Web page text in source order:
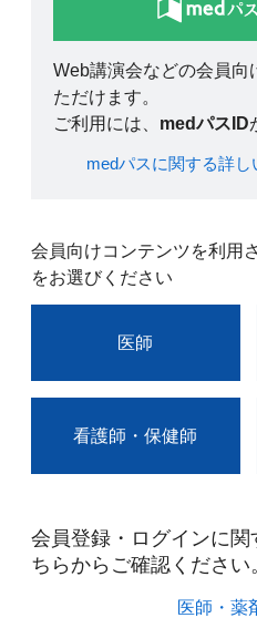
Web講演会などの会員向
ただけます。
ご利用には、 medパスID
medパスに関する詳し
会員向けコンテンツを利用
をお選びください
医師
看護師・保健師
会員登録・ログインに関
ちらからご確認ください
医師・薬